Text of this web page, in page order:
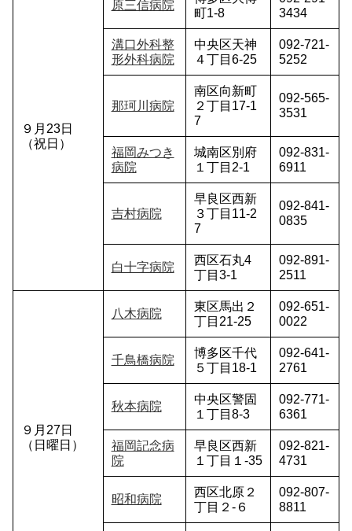
９月23日
（祝日）
原三信病院
町1-8
3434
溝口外科整
形外科病院
中央区天神
４丁目6-25
092-721-
5252
那珂川病院
南区向新町
２丁目17-1
7
092-565-
3531
福岡みつき
病院
城南区別府
１丁目2-1
092-831-
6911
吉村病院
早良区西新
３丁目11-2
7
092-841-
0835
白十字病院
西区石丸4
丁目3-1
092-891-
2511
９月27日
（日曜日）
八木病院
東区馬出２
丁目21-25
092-651-
0022
千鳥橋病院
博多区千代
５丁目18-1
092-641-
2761
秋本病院
中央区警固
１丁目8-3
092-771-
6361
福岡記念病
院
早良区西新
１丁目１-35
092-821-
4731
昭和病院
西区北原２
丁目２-６
092-807-
8811